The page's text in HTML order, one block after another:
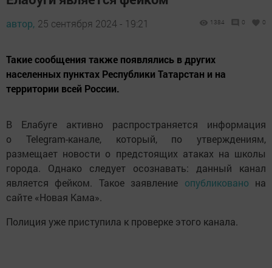
автор, 25 сентября 2024 - 19:21 1384 0 0
Такие сообщения также появлялись в других
населенных пунктах Республики Татарстан и на
территории всей России.
В Елабуге активно распространяется информация
о Telegram-канале, который, по утверждениям,
размещает новости о предстоящих атаках на школы
города. Однако следует осознавать: данный канал
является фейком. Такое заявление опубликовано на
сайте «Новая Кама».
Полиция уже приступила к проверке этого канала.